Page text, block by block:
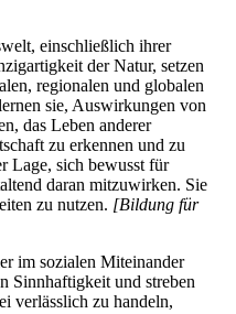
einschließlich ihrer
der Natur, setzen
regionalen und globalen
sie, Auswirkungen von
das Leben anderer
zu erkennen und zu
Lage, sich bewusst für
daran mitzuwirken. Sie
zu nutzen. [Bildung für
im sozialen Miteinander
Sinnhaftigkeit und streben
verlässlich zu handeln,